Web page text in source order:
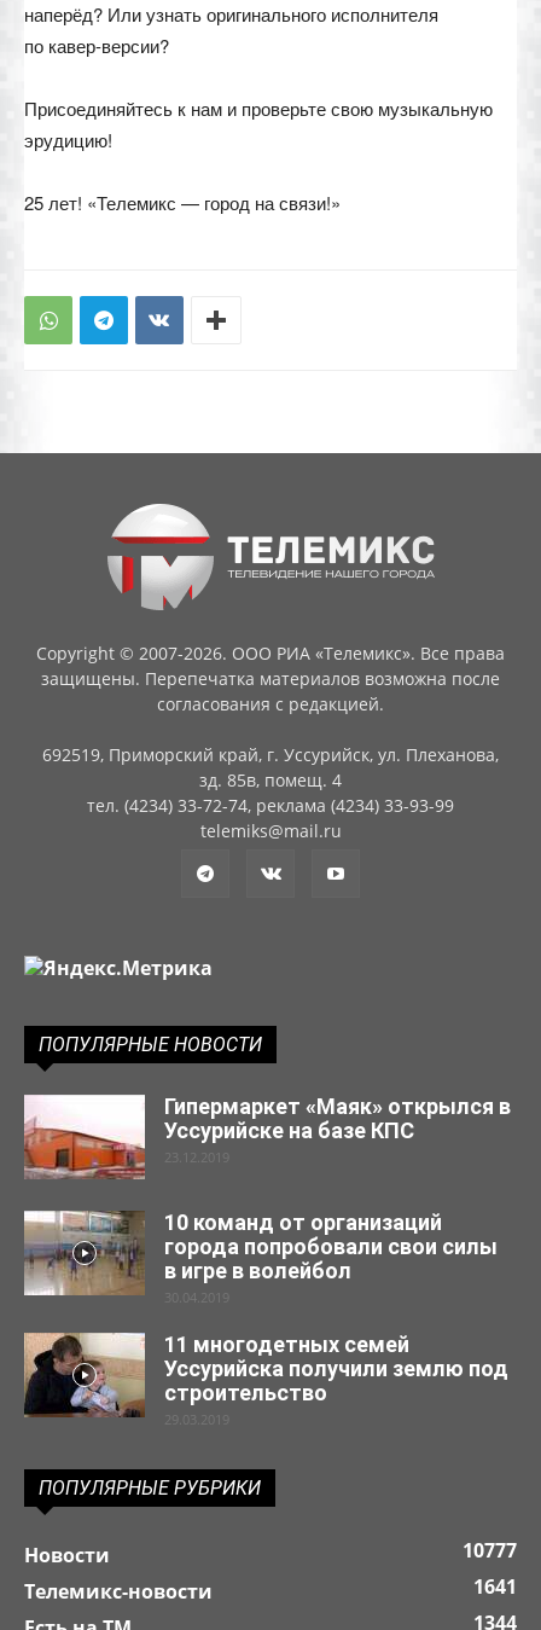
наперёд? Или узнать оригинального исполнителя
по кавер-версии?
Присоединяйтесь к нам и проверьте свою музыкальную
эрудицию!
25 лет! «Телемикс — город на связи!»
Copyright © 2007-2026. ООО РИА «Телемикс». Все права
защищены. Перепечатка материалов возможна после
согласования с редакцией.
692519, Приморский край, г. Уссурийск, ул. Плеханова,
зд. 85в, помещ. 4
тел. (4234) 33-72-74, реклама (4234) 33-93-99
telemiks@mail.ru
ПОПУЛЯРНЫЕ НОВОСТИ
Гипермаркет «Маяк» открылся в
Уссурийске на базе КПС
23.12.2019
10 команд от организаций
города попробовали свои силы
в игре в волейбол
30.04.2019
11 многодетных семей
Уссурийска получили землю под
строительство
29.03.2019
ПОПУЛЯРНЫЕ РУБРИКИ
Новости
10777
Телемикс-новости
1641
1344